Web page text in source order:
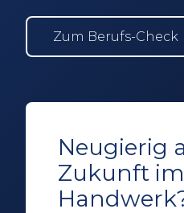
Zum Berufs-Check
Neugierig
Zukunft im